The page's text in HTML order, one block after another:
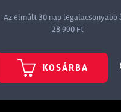
Az elmúlt 30 nap legalacsonyabb
28 990 Ft
KOSÁRBA